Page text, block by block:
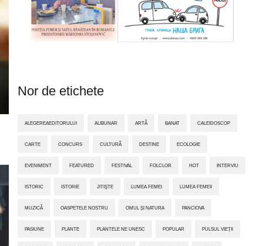
Nor de etichete
ALEGEREAEDITORULUI ALIBUNAR ARTĂ BANAT CALEIDOSCOP
CARTE CONCURS CULTURĂ DESTINE ECOLOGIE
EVENIMENT FEATURED FESTIVAL FOLCLOR HOT INTERVIU
ISTORIC ISTORIE JITIŞTE LUMEA FEMEI LUMEA FEMEII
MUZICĂ OASPETELE NOSTRU OMUL ȘI NATURA PANCIOVA
PASIUNE PLANTE PLANTELE NE UNESC POPULAR PULSUL VIEȚII